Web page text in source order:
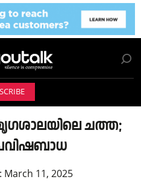
ചത്ത;
March 11, 2025